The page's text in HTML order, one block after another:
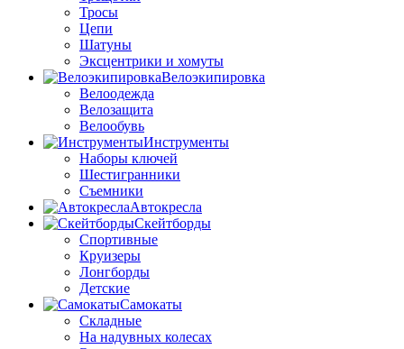
Тросы
Цепи
Шатуны
Эксцентрики и хомуты
Велоэкипировка
Велоодежда
Велозащита
Велообувь
Инструменты
Наборы ключей
Шестигранники
Съемники
Автокресла
Скейтборды
Спортивные
Круизеры
Лонгборды
Детские
Самокаты
Складные
На надувных колесах